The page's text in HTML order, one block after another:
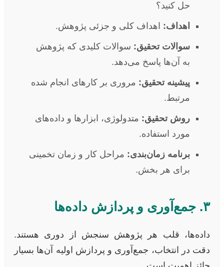
حل کنید؟
اهداف: اهداف کلی و جزئی پژوهش.
سوالات تحقیق: سوالات کلیدی که پژوهش
به آن‌ها پاسخ می‌دهد.
پیشینه تحقیق: مروری بر کارهای انجام شده
مرتبط.
روش تحقیق: متدولوژی، ابزارها و داده‌های
مورد استفاده.
برنامه زمان‌بندی: مراحل کار و زمان تخمینی
برای هر بخش.
۳. جمع‌آوری و پردازش داده‌ها
داده‌ها، قلب هر پژوهش سنجش از دوری هستند.
دقت در انتخاب، جمع‌آوری و پردازش اولیه آن‌ها بسیار